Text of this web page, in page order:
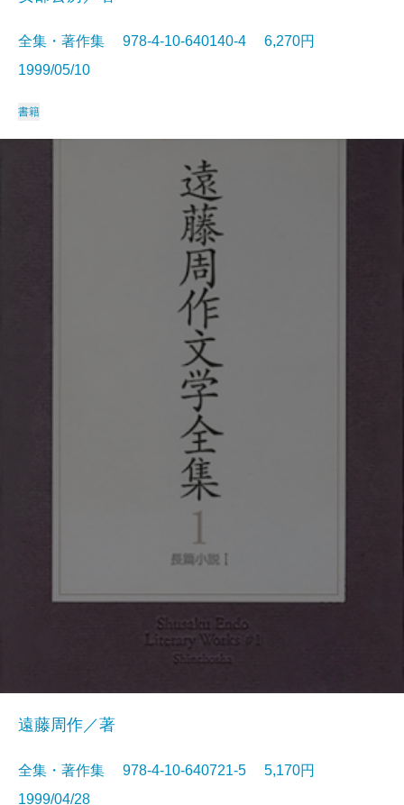
全集・著作集 978-4-10-640140-4 6,270円
1999/05/10
書籍
遠藤周作／著
全集・著作集 978-4-10-640721-5 5,170円
1999/04/28